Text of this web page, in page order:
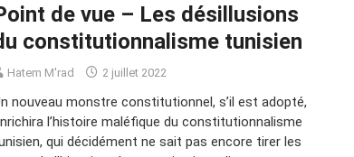
de vue – Les désillusions
constitutionnalisme tunisien
Hatem M'rad 2 juillet 2022
nouveau monstre constitutionnel, s’il est adopté,
l’histoire maléfique du constitutionnalisme
qui décidément ne sait pas encore tirer les